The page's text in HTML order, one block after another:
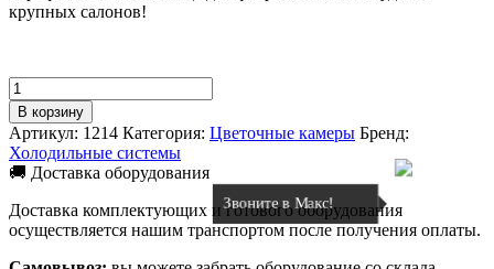
крупных салонов!
Количество
товара
Холодильная
камера
для
цветов
"Профи",
белая
В корзину
Артикул: 1214 Категория: Цветочные камеры Бренд:
Холодильные системы
🚚 Доставка оборудования
Доставка комплектующих и готового оборудования
осуществляется нашим транспортом после получения оплаты.
Звоните в Макс!